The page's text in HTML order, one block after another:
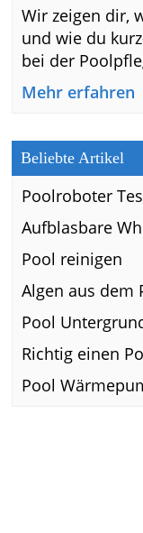
Wir zeigen dir,
und wie du
bei der
Mehr erfahren
Beliebte Artikel
Poolroboter
Aufblasbare
Pool reinigen
Algen aus dem
Pool
Richtig einen
Pool